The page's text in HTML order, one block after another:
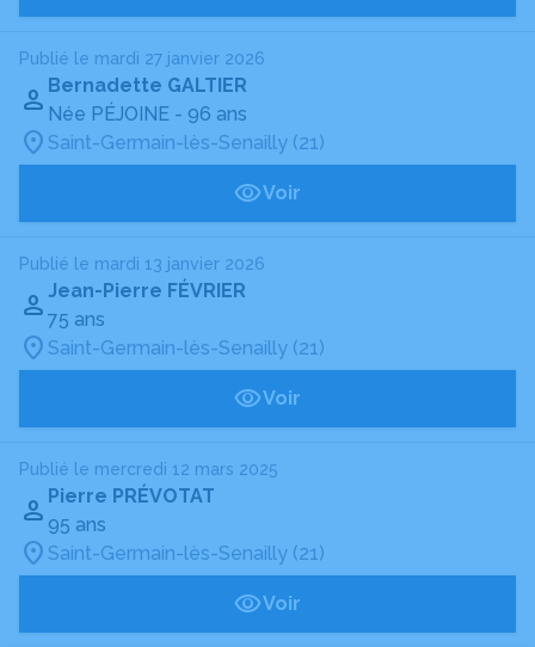
Publié le mardi 27 janvier 2026
Bernadette GALTIER
Née PÉJOINE - 96 ans
Saint-Germain-lès-Senailly (21)
Voir
Publié le mardi 13 janvier 2026
Jean-Pierre FÉVRIER
75 ans
Saint-Germain-lès-Senailly (21)
Voir
Publié le mercredi 12 mars 2025
Pierre PRÉVOTAT
95 ans
Saint-Germain-lès-Senailly (21)
Voir